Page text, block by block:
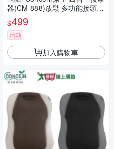
器(CM-888)放鬆 多功能接頭
隨身攜帶【愛買】
$499
活動
加入購物車